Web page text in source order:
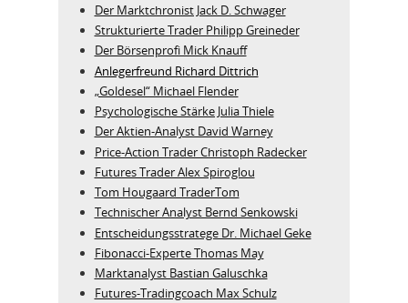
Der Marktchronist Jack D. Schwager
Strukturierte Trader Philipp Greineder
Der Börsenprofi Mick Knauff
Anlegerfreund Richard Dittrich
„Goldesel“ Michael Flender
Psychologische Stärke Julia Thiele
Der Aktien-Analyst David Warney
Price-Action Trader Christoph Radecker
Futures Trader Alex Spiroglou
Tom Hougaard TraderTom
Technischer Analyst Bernd Senkowski
Entscheidungsstratege Dr. Michael Geke
Fibonacci-Experte Thomas May
Marktanalyst Bastian Galuschka
Futures-Tradingcoach Max Schulz